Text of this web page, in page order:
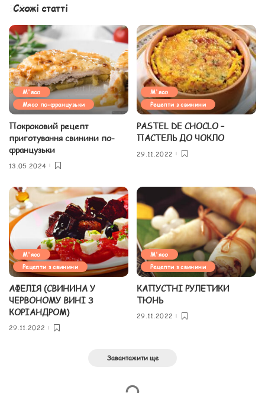
Схожі статті
М'ясо
Мясо по-французьки
Покроковий рецепт
приготування свинини по-
французьки
13.05.2024
М'ясо
Рецепти з свинини
PASTEL DE CHOCLO –
ПАСТЕЛЬ ДО ЧОКЛО
29.11.2022
М'ясо
Рецепти з свинини
АФЕЛІЯ (СВИНИНА У
ЧЕРВОНОМУ ВИНІ З
КОРІАНДРОМ)
29.11.2022
М'ясо
Рецепти з свинини
КАПУСТНІ РУЛЕТИКИ
ТЮНЬ
29.11.2022
Завантажити ще